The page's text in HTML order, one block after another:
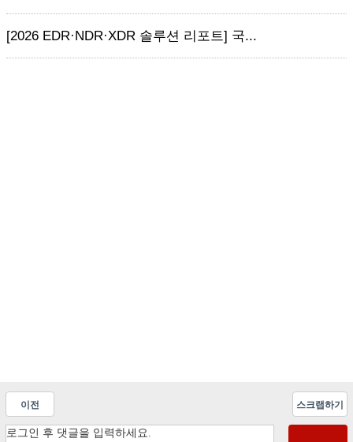
[2026 EDR·NDR·XDR 솔루션 리포트] 국...
이전 스크랩하기